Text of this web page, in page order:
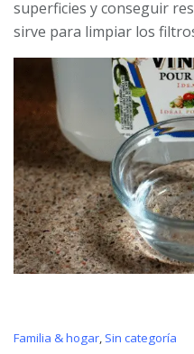
superficies y conseguir
sirve para limpiar los
C
Familia & hogar, Sin categoría